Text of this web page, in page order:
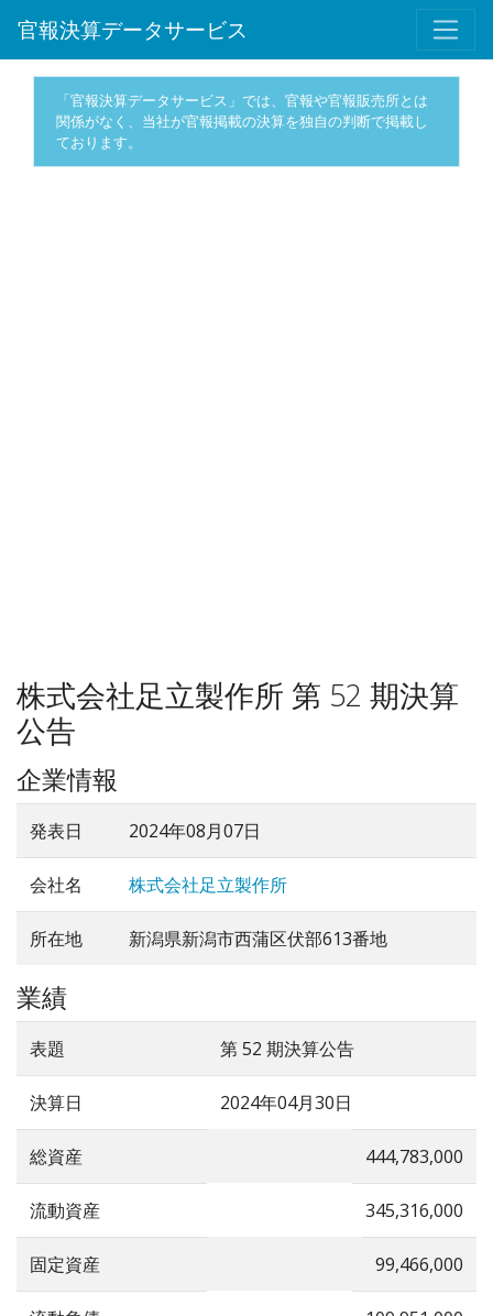
官報決算データサービス
「官報決算データサービス」では、官報や官報販売所とは
関係がなく、当社が官報掲載の決算を独自の判断で掲載し
ております。
株式会社足立製作所 第 52 期決算
公告
企業情報
発表日 2024年08月07日
会社名 株式会社足立製作所
所在地 新潟県新潟市西蒲区伏部613番地
業績
表題 第 52 期決算公告
決算日 2024年04月30日
総資産 444,783,000
流動資産 345,316,000
固定資産 99,466,000